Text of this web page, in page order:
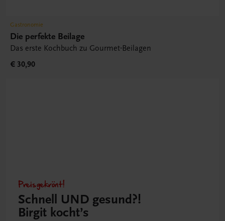
Gastronomie
Die perfekte Beilage
Das erste Kochbuch zu Gourmet-Beilagen
€ 30,90
Preisgekrönt!
Schnell UND gesund?!
Birgit kocht’s